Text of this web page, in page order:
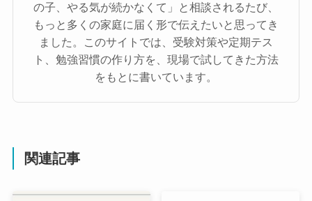
の子、やる気が続かなくて」と相談されるたび、
もっと多くの家庭に届く形で伝えたいと思ってき
ました。このサイトでは、受験対策や定期テス
ト、勉強習慣の作り方を、現場で試してきた方法
をもとに書いています。
関連記事